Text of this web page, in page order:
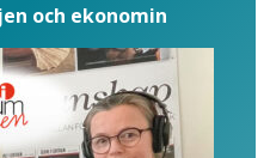
och ekonomin